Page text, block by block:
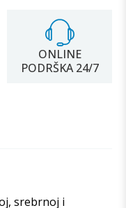
ONLINE
PODRŠKA 24/7
srebrnoj i